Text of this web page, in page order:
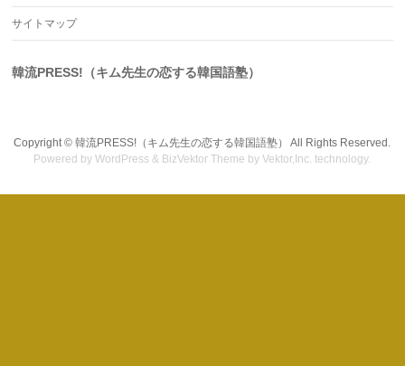
サイトマップ
韓流PRESS!（キム先生の恋する韓国語塾）
Copyright ©韓流PRESS!（キム先生の恋する韓国語塾）
All Rights Reserved.
Powered byWordPress & BizVektor Theme by Vektor,Inc. technology.